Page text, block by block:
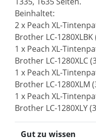
Beinhaltet:
2 x Peach XL-
Brother LC-1280XLBK
1 x Peach XL-
Brother LC-1280XLC
1 x Peach XL-
Brother LC-1280XLM
1 x Peach XL-
Brother LC-1280XLY
Gut zu wissen